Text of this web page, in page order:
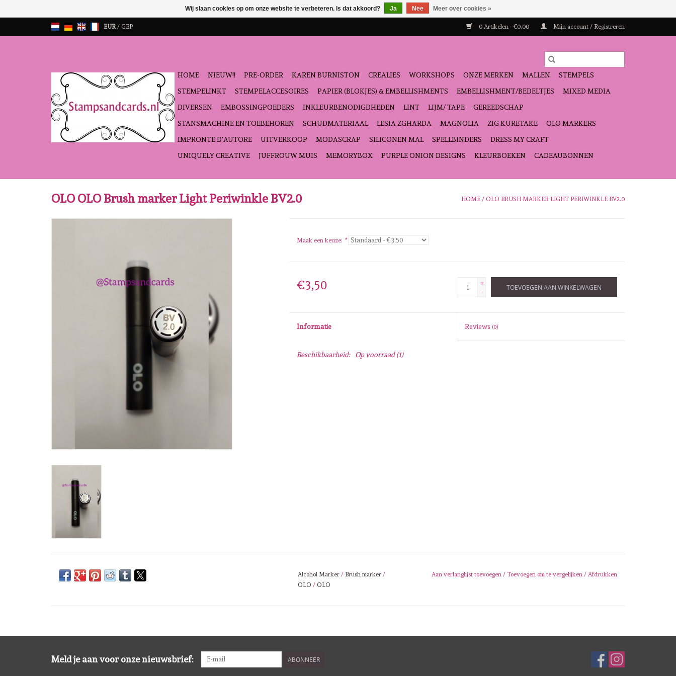
EUR/ GBP 0 Artikelen - €0,00 Mijn account / Registreren
HOME NIEUW!! PRE-ORDER KAREN BURNISTON CREALIES WORKSHOPS ONZE MERKEN MALLEN
STEMPELS
STEMPELINKT
STEMPELACCESOIRES PAPIER (BLOKJES) & EMBELLISHMENTS EMBELLISHMENT/BEDELTJES
MIXED MEDIA
DIVERSEN
EMBOSSINGPOEDERS INKLEURBENODIGDHEDEN LINT LIJM/ TAPE
GEREEDSCHAP
STANSMACHINE EN TOEBEHOREN
SCHUDMATERIAAL LESIA ZGHARDA MAGNOLIA ZIG KURETAKE
OLO MARKERS
IMPRONTE D'AUTORE
UITVERKOOP MODASCRAP SILICONEN MAL SPELLBINDERS
DRESS MY CRAFT
UNIQUELY CREATIVE
JUFFROUW MUIS MEMORYBOX PURPLE ONION DESIGNS KLEURBOEKEN CADEAUBONNEN
OLO OLO Brush marker Light Periwinkle BV2.0 HOME / OLO BRUSH MARKER LIGHT PERIWINKLE BV2.0
Maak een keuze: *
€3,50
+
-
TOEVOEGEN AAN WINKELWAGEN
Informatie Reviews (0)
Beschikbaarheid: Op voorraad(1)
Alcohol Marker / Brush marker /
OLO / OLO
Aan verlanglijst toevoegen / Toevoegen om te vergelijken / Afdrukken
Meld je aan voor onze nieuwsbrief: ABONNEER
Wij slaan cookies op om onze website te verbeteren. Is dat akkoord? Ja Nee Meer over cookies »